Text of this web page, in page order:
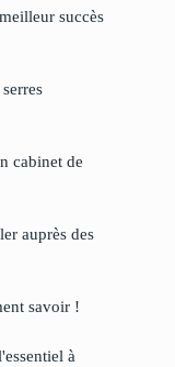
succès
cabinet de
auprès des
savoir !
à